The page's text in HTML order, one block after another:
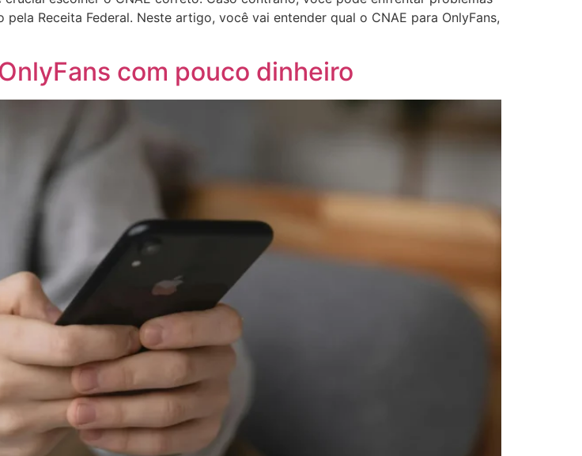
Receita Federal. Neste artigo, você vai entender qual o CNAE para OnlyFans,
com pouco dinheiro